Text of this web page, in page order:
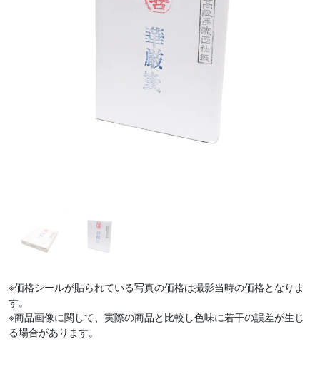
※価格シールが貼られている写真の価格は撮影当時の価格となりま
す。
※商品画像に関して、実際の商品と比較し色味に若干の誤差が生じ
る場合があります。